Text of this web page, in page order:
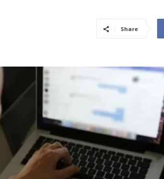
Share